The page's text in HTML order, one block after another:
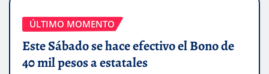
ÚLTIMO MOMENTO
Este Sábado se hace efectivo el Bono de
40 mil pesos a estatales